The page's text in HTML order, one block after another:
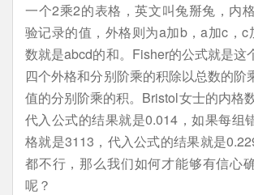
一个2乘2的表格，英文叫兔掰兔，内
验记录的值，外格则为a加b，a加c，c
数就是abcd的和。Fisher的公式就是这
四个外格和分别阶乘的积除以总数的阶
值的分别阶乘的积。Bristol女士的内格
代入公式的结果就是0.014，如果每组
格就是3113，代入公式的结果就是
都不行，那么我们如何才能够有信心
呢？